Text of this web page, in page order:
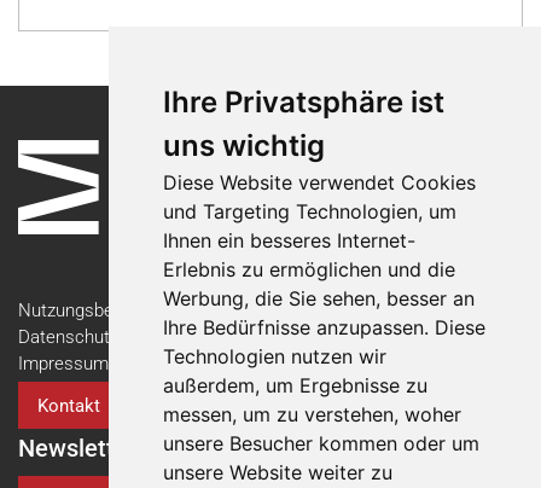
Ihre Privatsphäre ist
uns wichtig
Diese Website verwendet Cookies
und Targeting Technologien, um
Ihnen ein besseres Internet-
Erlebnis zu ermöglichen und die
Werbung, die Sie sehen, besser an
Ihre Bedürfnisse anzupassen. Diese
Technologien nutzen wir
außerdem, um Ergebnisse zu
messen, um zu verstehen, woher
unsere Besucher kommen oder um
unsere Website weiter zu
Nutzungsbedingungen
Datenschutzerklärung
Impressum
Kontakt
Newsletter